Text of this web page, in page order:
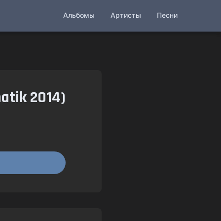
Альбомы Артисты Песни
2014)